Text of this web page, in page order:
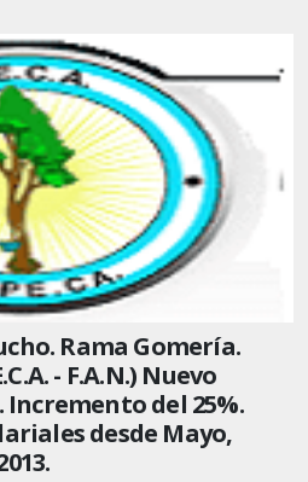
Rama Gomería.
- F.A.N.) Nuevo
Incremento del 25%.
desde Mayo,